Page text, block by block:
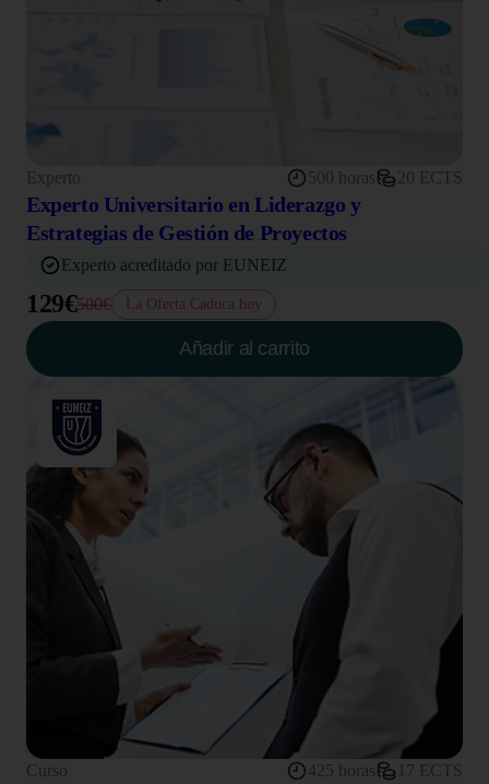
Experto 500 horas 20 ECTS
Experto Universitario en Liderazgo y
Estrategias de Gestión de Proyectos
Experto acreditado por EUNEIZ
129€500€ La Oferta Caduca hoy
Añadir al carrito
Curso 425 horas 17 ECTS